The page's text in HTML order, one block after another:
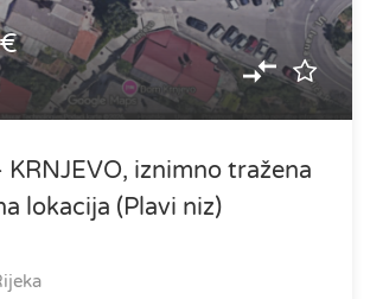
KRNJEVO, iznimno tražena
lokacija (Plavi niz)